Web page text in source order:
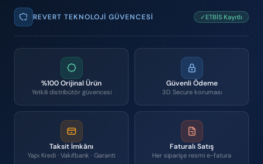
REVERT TEKNOLOJI GÜVENCESI ✓ETBİS Kayıtlı
%100 Orijinal Ürün
Yetkili distribütör güvencesi
Güvenli Ödeme
3D Secure koruması
Taksit İmkânı
Yapı Kredi · Vakıfbank · Garanti
Faturalı Satış
Her siparişe resmi e-fatura